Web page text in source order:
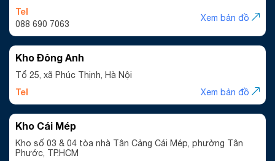
Tel
088 690 7063
Xem bản đồ
Kho Đông Anh
Tổ 25, xã Phúc Thịnh, Hà Nội
Tel Xem bản đồ
Kho Cái Mép
Kho số 03 & 04 tòa nhà Tân Cảng Cái Mép, phường Tân
Phước, TP.HCM